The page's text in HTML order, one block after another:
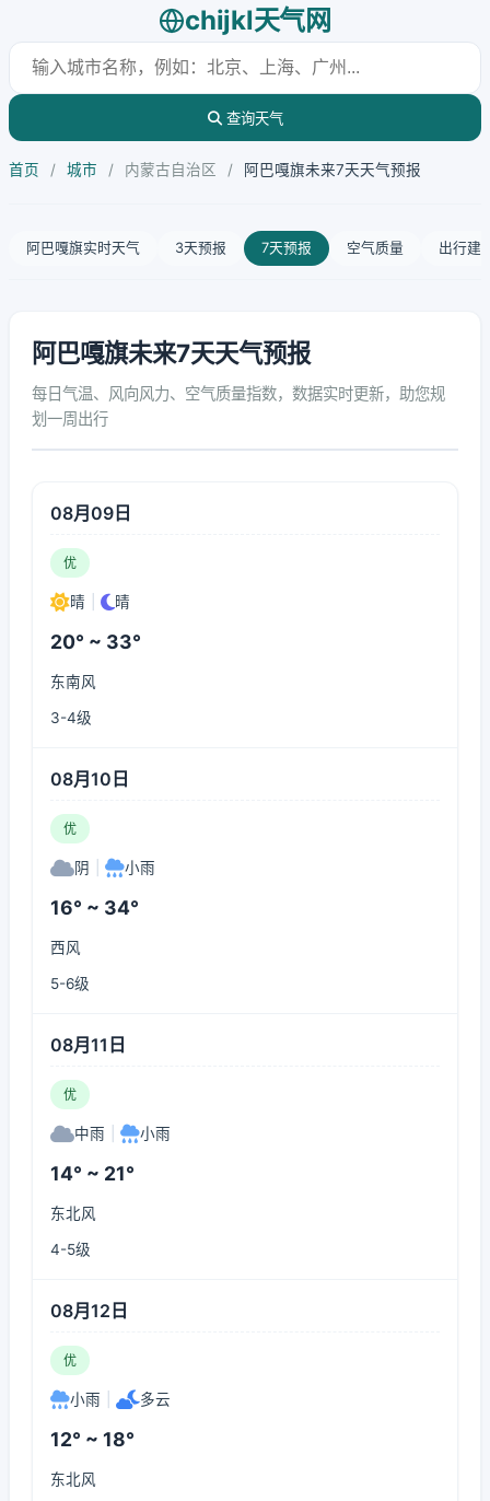
chijkl天气网
查询天气
首页 / 城市 / 内蒙古自治区 / 阿巴嘎旗未来7天天气预报
阿巴嘎旗实时天气 3天预报 7天预报 空气质量 出行建
阿巴嘎旗未来7天天气预报
每日气温、风向风力、空气质量指数，数据实时更新，助您规
划一周出行
08月09日
优
晴 晴
20° ~ 33°
东南风
3-4级
08月10日
优
阴 小雨
16° ~ 34°
西风
5-6级
08月11日
优
中雨 小雨
14° ~ 21°
东北风
4-5级
08月12日
优
小雨 多云
12° ~ 18°
东北风